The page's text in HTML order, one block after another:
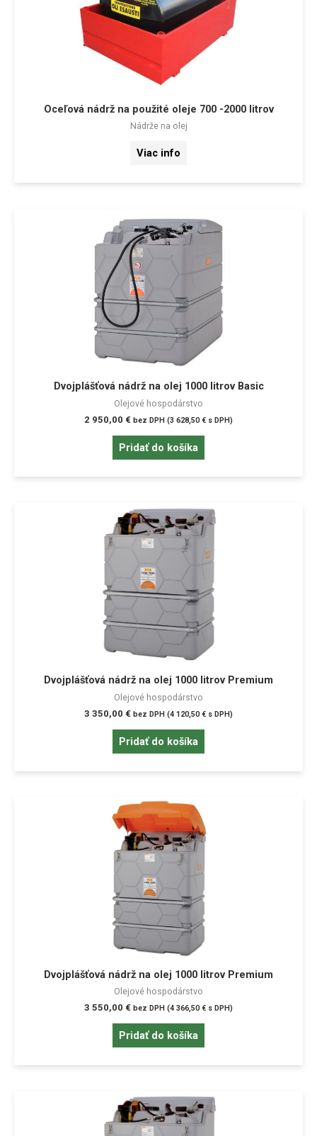
Oceľová nádrž na použité oleje 700 -2000 litrov
Nádrže na olej
Viac info
Dvojplášťová nádrž na olej 1000 litrov Basic
Olejové hospodárstvo
2 950,00 € bez DPH (3 628,50€ s DPH)
Pridať do košíka
Dvojplášťová nádrž na olej 1000 litrov Premium
Olejové hospodárstvo
3 350,00 € bez DPH (4 120,50€ s DPH)
Pridať do košíka
Dvojplášťová nádrž na olej 1000 litrov Premium
Olejové hospodárstvo
3 550,00 € bez DPH (4 366,50€ s DPH)
Pridať do košíka